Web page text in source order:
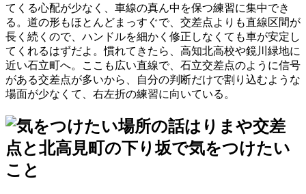
てくる心配が少なく、車線の真ん中を保つ練習に集中でき
る。道の形もほとんどまっすぐで、交差点よりも直線区間が
長く続くので、ハンドルを細かく修正しなくても車が安定し
てくれるはずだよ。慣れてきたら、高知北高校や鏡川緑地に
近い石立町へ。ここも広い直線で、石立交差点のように信号
がある交差点が多いから、自分の判断だけで割り込むような
場面が少なくて、右左折の練習に向いている。
はりまや交差
点と北高見町の下り坂で気をつけたい
こと